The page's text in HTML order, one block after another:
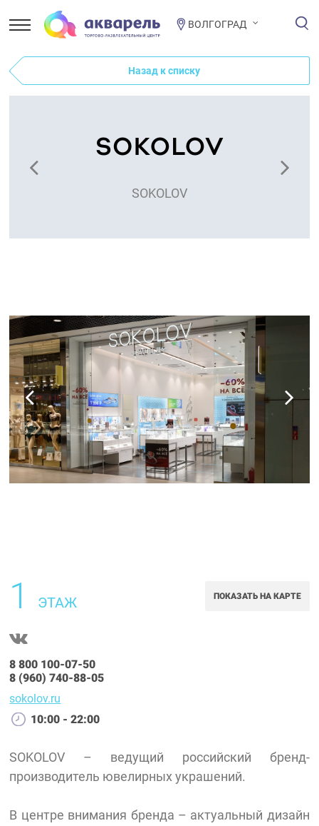
ВОЛГОГРАД
Назад к списку
SOKOLOV
1 ЭТАЖ ПОКАЗАТЬ НА КАРТЕ
8 800 100-07-50
8 (960) 740-88-05
sokolov.ru
10:00 - 22:00
SOKOLOV – ведущий российский бренд-
производитель ювелирных украшений.
В центре внимания бренда – актуальный дизайн